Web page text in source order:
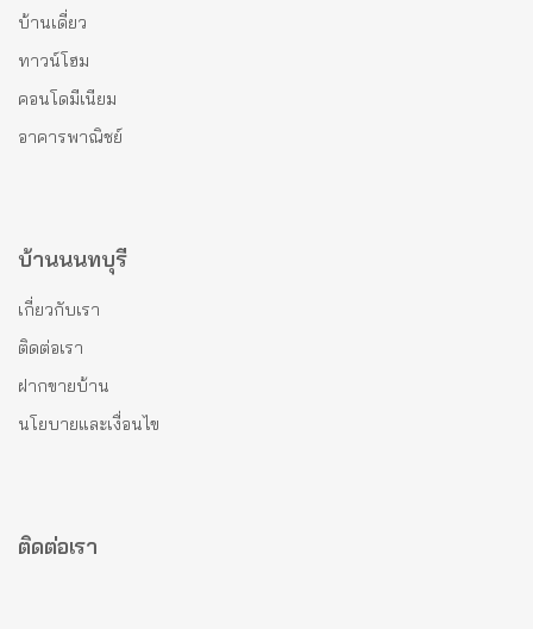
บ้านเดี่ยว
ทาวน์โฮม
คอนโดมีเนียม
อาคารพาณิชย์
บ้านนนทบุรี
เกี่ยวกับเรา
ติดต่อเรา
ฝากขายบ้าน
นโยบายและเงื่อนไข
ติดต่อเรา